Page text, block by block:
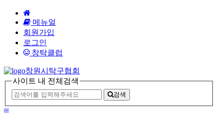
메뉴얼
회원가입
로그인
창탁클럽
창원시탁구협회
사이트 내 전체검색
검색
메